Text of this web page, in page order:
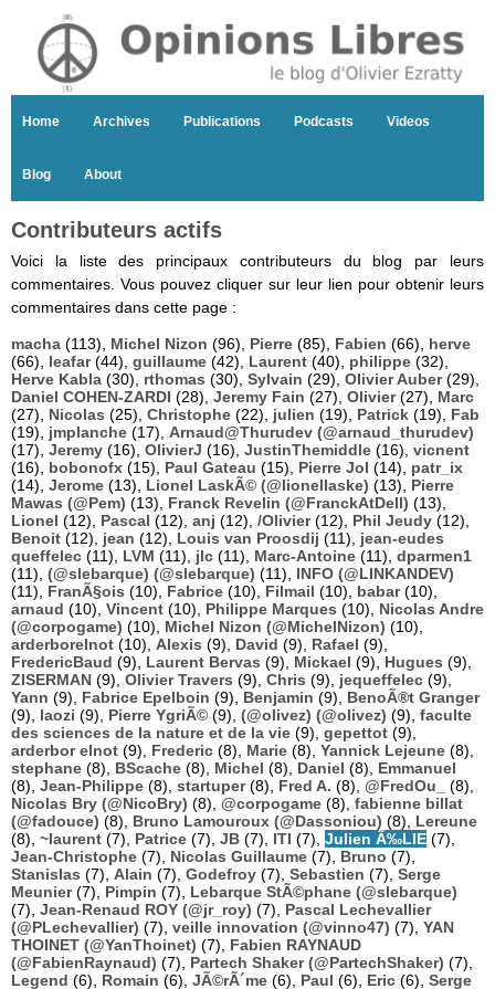
Home Archives Publications Podcasts Videos
Blog About
Contributeurs actifs
Voici la liste des principaux contributeurs du blog par leurs
commentaires. Vous pouvez cliquer sur leur lien pour obtenir leurs
commentaires dans cette page :
macha (113), Michel Nizon (96), Pierre (85), Fabien (66), herve
(66), leafar(44), guillaume (42), Laurent (40), philippe (32),
Herve Kabla (30), rthomas (30), Sylvain (29), Olivier Auber(29),
Daniel COHEN-ZARDI (28), Jeremy Fain (27), Olivier(27), Marc
(27), Nicolas (25), Christophe (22), julien (19), Patrick (19), Fab
(19), jmplanche (17), Arnaud@Thurudev (@arnaud_thurudev)
(17), Jeremy (16), OlivierJ (16), JustinThemiddle (16), vicnent
(16), bobonofx (15), Paul Gateau (15), Pierre Jol (14), patr_ix
(14), Jerome (13), Lionel LaskÃ© (@lionellaske) (13), Pierre
Mawas (@Pem) (13), Franck Revelin (@FranckAtDell) (13),
Lionel (12), Pascal (12), anj (12), /Olivier(12), Phil Jeudy (12),
Benoit (12), jean (12), Louis van Proosdij (11), jean-eudes
queffelec (11), LVM (11), jlc (11), Marc-Antoine (11), dparmen1
(11), (@slebarque) (@slebarque) (11), INFO (@LINKANDEV)
(11), FranÃ§ois (10), Fabrice (10), Filmail (10), babar(10),
arnaud (10), Vincent (10), Philippe Marques (10), Nicolas Andre
(@corpogame) (10), Michel Nizon (@MichelNizon) (10),
arderborelnot (10), Alexis (9), David (9), Rafael (9),
FredericBaud (9), Laurent Bervas (9), Mickael (9), Hugues (9),
ZISERMAN (9), Olivier Travers (9), Chris (9), jequeffelec (9),
Yann (9), Fabrice Epelboin (9), Benjamin (9), BenoÃ®t Granger
(9), laozi (9), Pierre YgriÃ© (9), (@olivez) (@olivez) (9), faculte
des sciences de la nature et de la vie (9), gepettot (9),
arderbor elnot (9), Frederic (8), Marie (8), Yannick Lejeune (8),
stephane (8), BScache (8), Michel (8), Daniel (8), Emmanuel
(8), Jean-Philippe (8), startuper(8), Fred A. (8), @FredOu_
(8),
Nicolas Bry (@NicoBry) (8), @corpogame (8), fabienne billat
(@fadouce) (8), Bruno Lamouroux (@Dassoniou) (8), Lereune
(8), ~laurent (7), Patrice (7), JB (7), ITI (7), Julien Ã‰LIE (7),
Jean-Christophe (7), Nicolas Guillaume (7), Bruno (7),
Stanislas (7), Alain (7), Godefroy (7), Sebastien (7), Serge
Meunier(7), Pimpin (7), Lebarque StÃ©phane (@slebarque)
(7), Jean-Renaud ROY (@jr_roy) (7), Pascal Lechevallier
(@PLechevallier) (7), veille innovation (@vinno47) (7), YAN
THOINET (@YanThoinet) (7), Fabien RAYNAUD
(@FabienRaynaud) (7), Partech Shaker (@PartechShaker) (7),
Legend (6), Romain (6), JÃ©rÃ´me (6), Paul (6), Eric (6), Serge